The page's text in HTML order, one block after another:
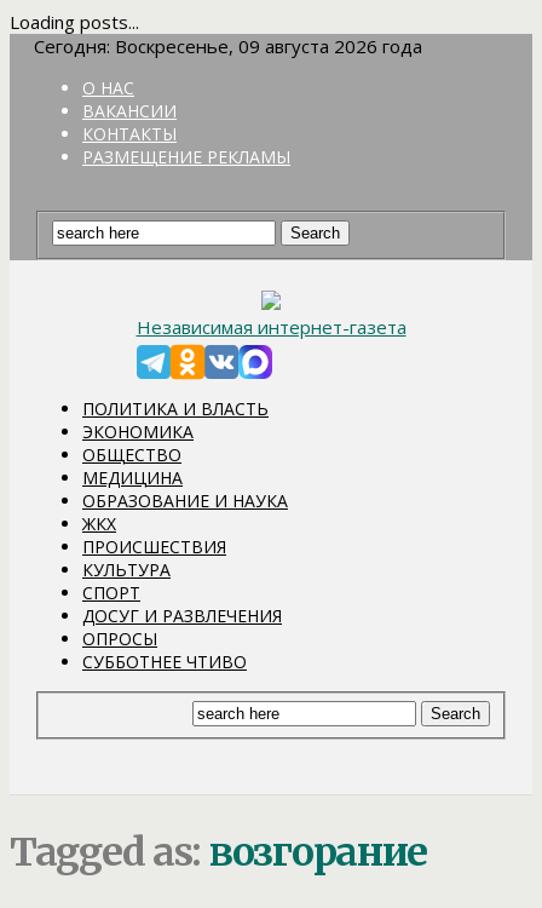
Loading posts...
Сегодня: Воскресенье, 09 августа 2026 года
О НАС
ВАКАНСИИ
КОНТАКТЫ
РАЗМЕЩЕНИЕ РЕКЛАМЫ
Независимая интернет-газета
ПОЛИТИКА И ВЛАСТЬ
ЭКОНОМИКА
ОБЩЕСТВО
МЕДИЦИНА
ОБРАЗОВАНИЕ И НАУКА
ЖКХ
ПРОИСШЕСТВИЯ
КУЛЬТУРА
СПОРТ
ДОСУГ И РАЗВЛЕЧЕНИЯ
ОПРОСЫ
СУББОТНЕЕ ЧТИВО
Tagged as: возгорание